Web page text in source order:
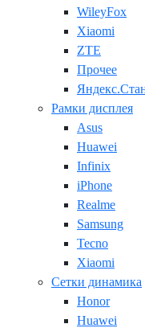
WileyFox
Xiaomi
ZTE
Прочее
Рамки дисплея
Asus
Huawei
Infinix
iPhone
Realme
Samsung
Tecno
Xiaomi
Сетки динамика
Honor
Huawei